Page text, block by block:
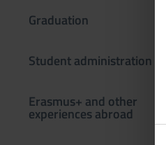
Graduation
Student administration
Erasmus+ and other
experiences abroad